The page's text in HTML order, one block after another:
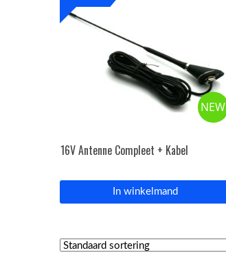
NEW
16V Antenne Compleet + Kabel
In winkelmand